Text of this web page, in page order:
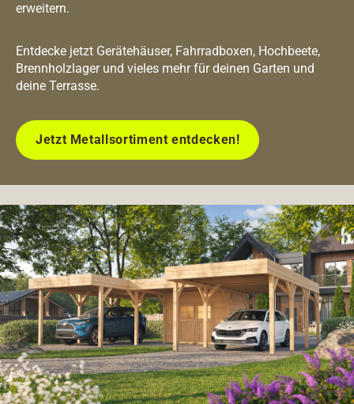
erweitern.
Entdecke jetzt Gerätehäuser, Fahrradboxen, Hochbeete,
Brennholzlager und vieles mehr für deinen Garten und
deine Terrasse.
Jetzt Metallsortiment entdecken!